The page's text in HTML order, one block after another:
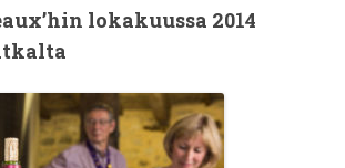
lokakuussa 2014